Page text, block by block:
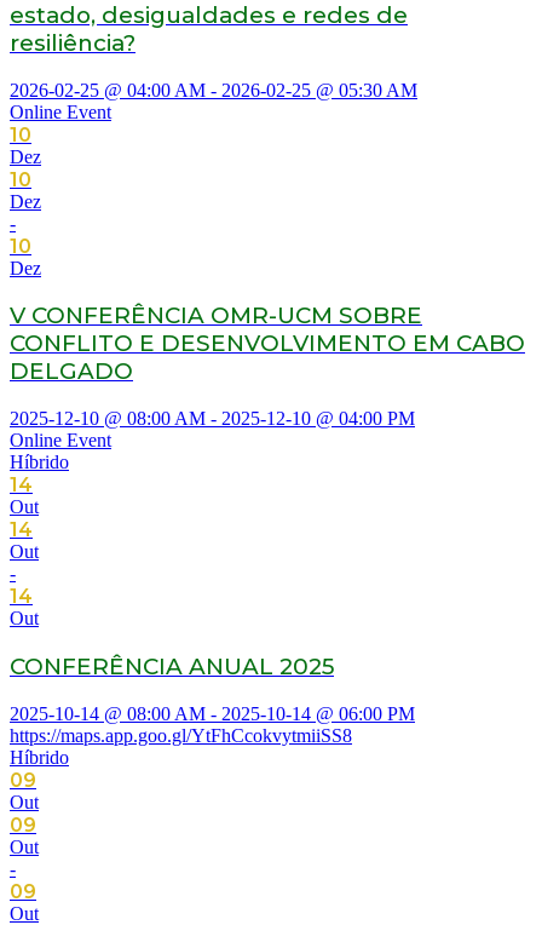
estado, desigualdades e redes de
resiliência?
2026-02-25 @ 04:00 AM - 2026-02-25 @ 05:30 AM
Online Event
10
Dez
10
Dez
-
10
Dez
V CONFERÊNCIA OMR-UCM SOBRE
CONFLITO E DESENVOLVIMENTO EM CABO
DELGADO
2025-12-10 @ 08:00 AM - 2025-12-10 @ 04:00 PM
Online Event
Híbrido
14
Out
14
Out
-
14
Out
CONFERÊNCIA ANUAL 2025
2025-10-14 @ 08:00 AM - 2025-10-14 @ 06:00 PM
https://maps.app.goo.gl/YtFhCcokvytmiiSS8
Híbrido
09
Out
09
Out
-
09
Out